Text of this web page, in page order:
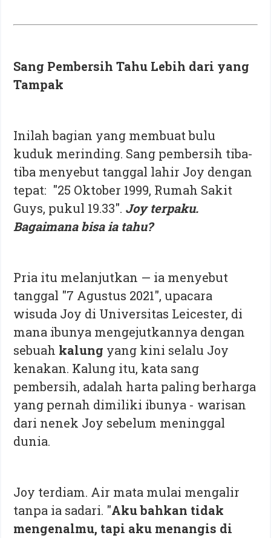
Sang Pembersih Tahu Lebih dari yang
Tampak
Inilah bagian yang membuat bulu
kuduk merinding. Sang pembersih tiba-
tiba menyebut tanggal lahir Joy dengan
tepat: "25 Oktober 1999, Rumah Sakit
Guys, pukul 19.33". Joy terpaku.
Bagaimana bisa ia tahu?
Pria itu melanjutkan — ia menyebut
tanggal "7 Agustus 2021", upacara
wisuda Joy di Universitas Leicester, di
mana ibunya mengejutkannya dengan
sebuah kalung yang kini selalu Joy
kenakan. Kalung itu, kata sang
pembersih, adalah harta paling berharga
yang pernah dimiliki ibunya - warisan
dari nenek Joy sebelum meninggal
dunia.
Joy terdiam. Air mata mulai mengalir
tanpa ia sadari. "Aku bahkan tidak
mengenalmu, tapi aku menangis di